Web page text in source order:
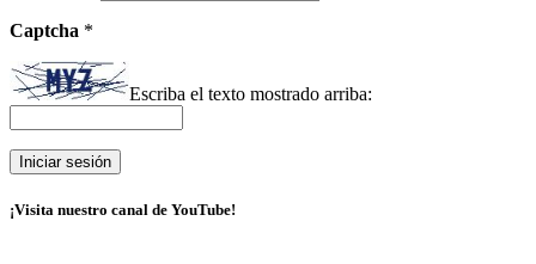
Captcha *
Escriba el texto mostrado arriba:
¡Visita nuestro canal de YouTube!